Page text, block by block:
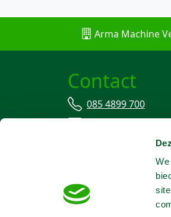
Arma Machine
Contact
085 4899 700